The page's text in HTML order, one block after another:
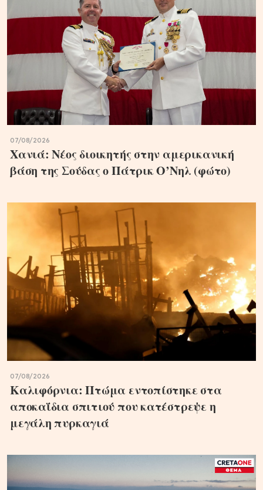
07/08/2026
Χανιά: Νέος διοικητής στην αμερικανική
βάση της Σούδας ο Πάτρικ Ο’Νηλ (φώτο)
07/08/2026
Καλιφόρνια: Πτώμα εντοπίστηκε στα
αποκαΐδια σπιτιού που κατέστρεψε η
μεγάλη πυρκαγιά